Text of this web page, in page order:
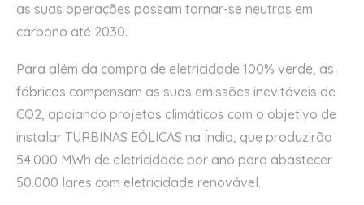
as suas operações possam tornar-se neutras em
carbono até 2030.
Para além da compra de eletricidade 100% verde, as
fábricas compensam as suas emissões inevitáveis de
CO2, apoiando projetos climáticos com o objetivo de
instalar TURBINAS EÓLICAS na Índia, que produzirão
54.000 MWh de eletricidade por ano para abastecer
50.000 lares com eletricidade renovável.